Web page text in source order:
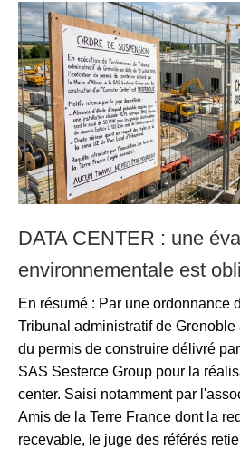
DATA CENTER : une
environnementale est
En résumé : Par une ordonnance
Tribunal administratif de
du permis de construire délivré
SAS Sesterce Group pour la
center. Saisi notamment par
Amis de la Terre France dont la
recevable, le juge des référés